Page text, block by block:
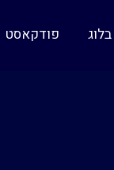
בלוג פודקאסט